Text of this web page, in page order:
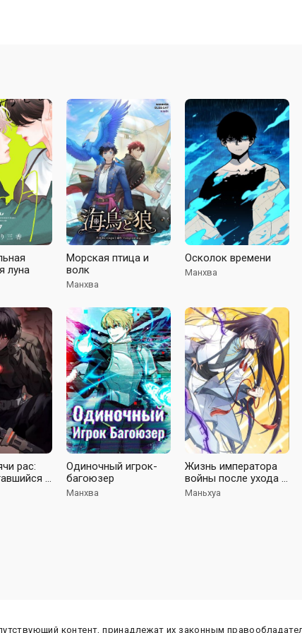
луна
Морская птица и
волк
Манхва
Осколок времени
Манхва
рас:
в
Одиночный игрок-
багоюзер
Манхва
Жизнь императора
войны после ухода в
отставку
Маньхуа
контент, принадлежат их законным